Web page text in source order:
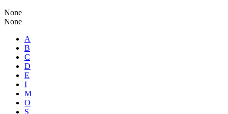
None
None
A
B
C
D
E
I
M
O
S